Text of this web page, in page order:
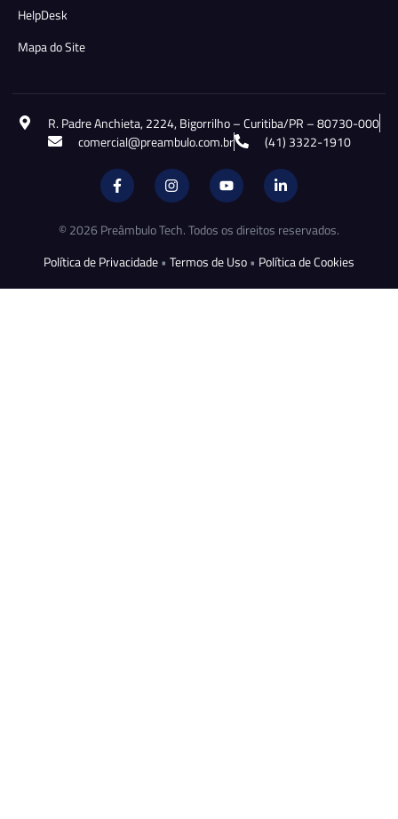
HelpDesk
Mapa do Site
R. Padre Anchieta, 2224, Bigorrilho – Curitiba/PR – 80730-000
comercial@preambulo.com.br
(41) 3322-1910
© 2026 Preâmbulo Tech. Todos os direitos reservados.
Política de Privacidade• Termos de Uso• Política de Cookies